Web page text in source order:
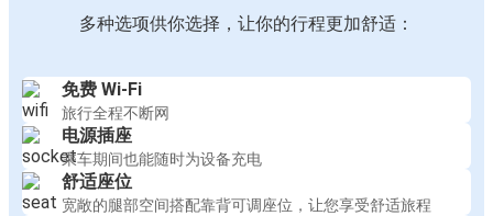
多种选项供你选择，让你的行程更加舒适：
免费 Wi-Fi
旅行全程不断网
电源插座
乘车期间也能随时为设备充电
舒适座位
宽敞的腿部空间搭配靠背可调座位，让您享受舒适旅程